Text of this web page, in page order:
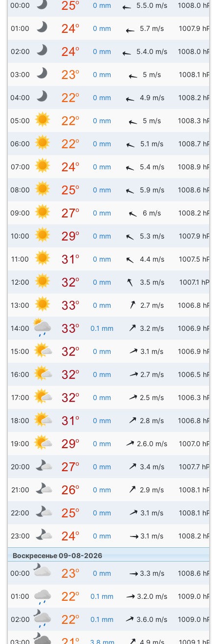
00:00 0 mm 5.5.0 m/s 1008.0 hPa
01:00 0 mm 5.7 m/s 1007.9 hPa
02:00 0 mm 5.4.0 m/s 1008.0 hPa
03:00 0 mm 5 m/s 1008.1 hPa
04:00 0 mm 4.9 m/s 1008.2 hPa
05:00 0 mm 5 m/s 1008.3 hPa
06:00 0 mm 5.1 m/s 1008.7 hPa
07:00 0 mm 5.4 m/s 1008.9 hPa
08:00 0 mm 5.9 m/s 1008.6 hPa
09:00 0 mm 6 m/s 1008.2 hPa
10:00 0 mm 5.3 m/s 1007.9 hPa
11:00 0 mm 4.4 m/s 1007.5 hPa
12:00 0 mm 3.5 m/s 1007.1 hPa
13:00 0 mm 2.7 m/s 1006.8 hPa
14:00 0.1 mm 3.2 m/s 1006.9 hPa
15:00 0 mm 3.1 m/s 1006.9 hPa
16:00 0 mm 2.7 m/s 1006.5 hPa
17:00 0 mm 2.5 m/s 1006.3 hPa
18:00 0 mm 2.8 m/s 1006.8 hPa
19:00 0 mm 2.6.0 m/s 1007.0 hPa
20:00 0 mm 3.4 m/s 1007.7 hPa
21:00 0 mm 2.9 m/s 1008.1 hPa
22:00 0 mm 3.1 m/s 1008.1 hPa
23:00 0 mm 3.1 m/s 1008.2 hPa
Воскресенье 09-08-2026
00:00 0 mm 3.3 m/s 1008.6 hPa
01:00 0.1 mm 3.2.0 m/s 1009.0 hPa
02:00 0.1 mm 3.6.0 m/s 1009.0 hPa
03:00 3.8 mm 4.9 m/s 1009.1 hPa